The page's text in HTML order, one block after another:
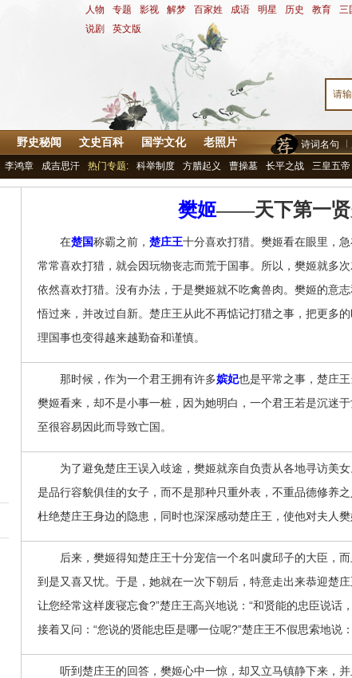
人物 专题 影视 解梦 百家姓 成语 明星 历史 教育
三
说剧
英文版
野史秘闻 文史百科 国学文化 老照片 诗词名句
李鸿章 成吉思汗 热门专题: 科举制度 方腊起义 曹操墓 长平之战 三皇五帝
樊姬——天下第一贤
在楚国称霸之前， 楚庄王十分喜欢打猎。樊姬看在眼里，
常常喜欢打猎，就会因玩物丧志而荒于国事。所以，樊姬就多
依然喜欢打猎。没有办法，于是樊姬就不吃禽兽肉。樊姬的意
悟过来，并改过自新。楚庄王从此不再惦记打猎之事，把更多
理国事也变得越来越勤奋和谨慎。
那时候，作为一个君王拥有许多嫔妃也是平常之事，楚庄
樊姬看来，却不是小事一桩，因为她明白，一个君王若是沉迷
至很容易因此而导致亡国。
为了避免楚庄王误入歧途，樊姬就亲自负责从各地寻访美女
是品行容貌俱佳的女子，而不是那种只重外表，不重品德修养
杜绝楚庄王身边的隐患，同时也深深感动楚庄王，使他对夫人
后来，樊姬得知楚庄王十分宠信一个名叫虞邱子的大臣，而
到是又喜又忧。于是，她就在一次下朝后，特意走出来恭迎楚
让您经常这样废寝忘食?”楚庄王高兴地说：“和贤能的忠臣说话
接着又问：“您说的贤能忠臣是哪一位呢?”楚庄王不假思索地说
听到楚庄王的回答，樊姬心中一惊，却又立马镇静下来，并